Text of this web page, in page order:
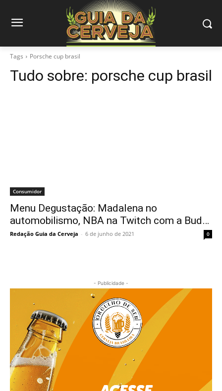
Tags Porsche cup brasil
Tudo sobre: porsche cup brasil
Consumidor
Menu Degustação: Madalena no
automobilismo, NBA na Twitch com a Bud…
Redação Guia da Cerveja - 6 de junho de 2021 0
- Publicidade -